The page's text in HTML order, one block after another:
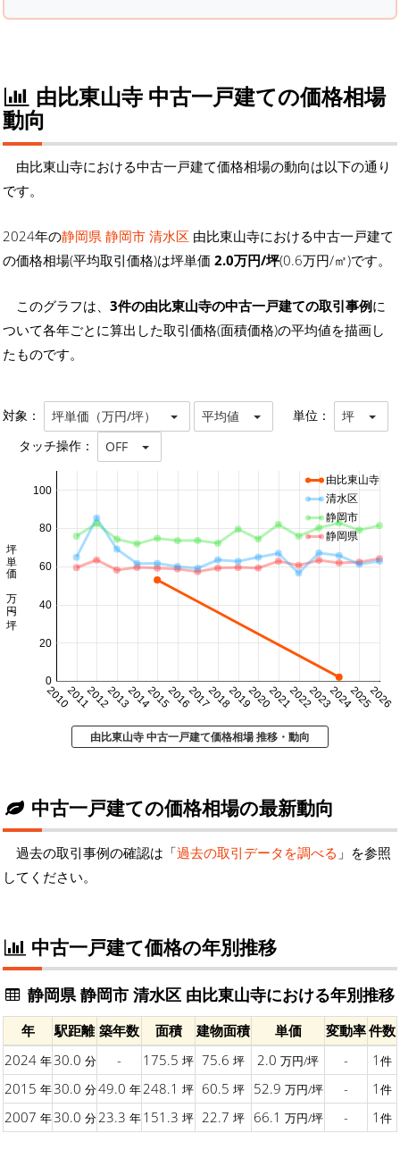
由比東山寺 中古一戸建ての価格相場
動向
由比東山寺における中古一戸建て価格相場の動向は以下の通り
です。
2024年の静岡県 静岡市 清水区 由比東山寺における中古一戸建て
の価格相場(平均取引価格)は坪単価 2.0万円/坪(0.6万円/㎡)です。
このグラフは、 3件の由比東山寺の中古一戸建ての取引事例に
ついて各年ごとに算出した取引価格(面積価格)の平均値を描画し
たものです。
対象： 坪単価（万円/坪） 平均値 単位： 坪
タッチ操作： OFF
20102011201220132014201520162017201820192020202120222023202420252026
0
20
40
60
80
100
坪単価 万円/坪
由比東山寺
清水区
静岡市
静岡県
由比東山寺 中古一戸建て価格相場 推移・動向
中古一戸建ての価格相場の最新動向
過去の取引事例の確認は「過去の取引データを調べる 」を参照
してください。
中古一戸建て価格の年別推移
静岡県 静岡市 清水区 由比東山寺における年別推移
年 駅距離 築年数 面積 建物面積 単価 変動率件数
2024 年30.0 分 - 175.5 坪 75.6 坪 2.0 万円/坪 - 1 件
2015 年30.0 分49.0 年248.1 坪 60.5 坪 52.9 万円/坪 - 1 件
2007 年30.0 分23.3 年151.3 坪 22.7 坪 66.1 万円/坪 - 1 件